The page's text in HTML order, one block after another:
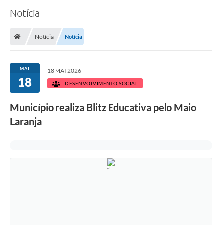
Notícia
Notícia Notícia
MAI
18
18 MAI 2026
DESENVOLVIMENTO SOCIAL
Município realiza Blitz Educativa pelo Maio
Laranja